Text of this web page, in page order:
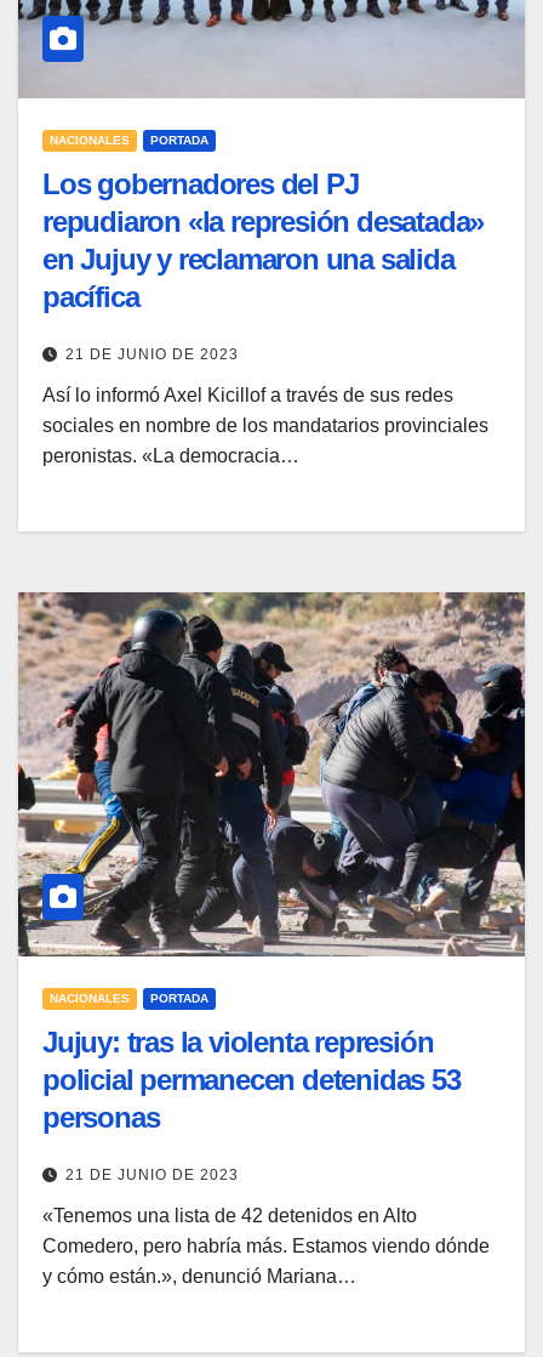
NACIONALES PORTADA
Los gobernadores del PJ
repudiaron «la represión desatada»
en Jujuy y reclamaron una salida
pacífica
21 DE JUNIO DE 2023
Así lo informó Axel Kicillof a través de sus redes
sociales en nombre de los mandatarios provinciales
peronistas. «La democracia…
NACIONALES PORTADA
Jujuy: tras la violenta represión
policial permanecen detenidas 53
personas
21 DE JUNIO DE 2023
«Tenemos una lista de 42 detenidos en Alto
Comedero, pero habría más. Estamos viendo dónde
y cómo están.», denunció Mariana…